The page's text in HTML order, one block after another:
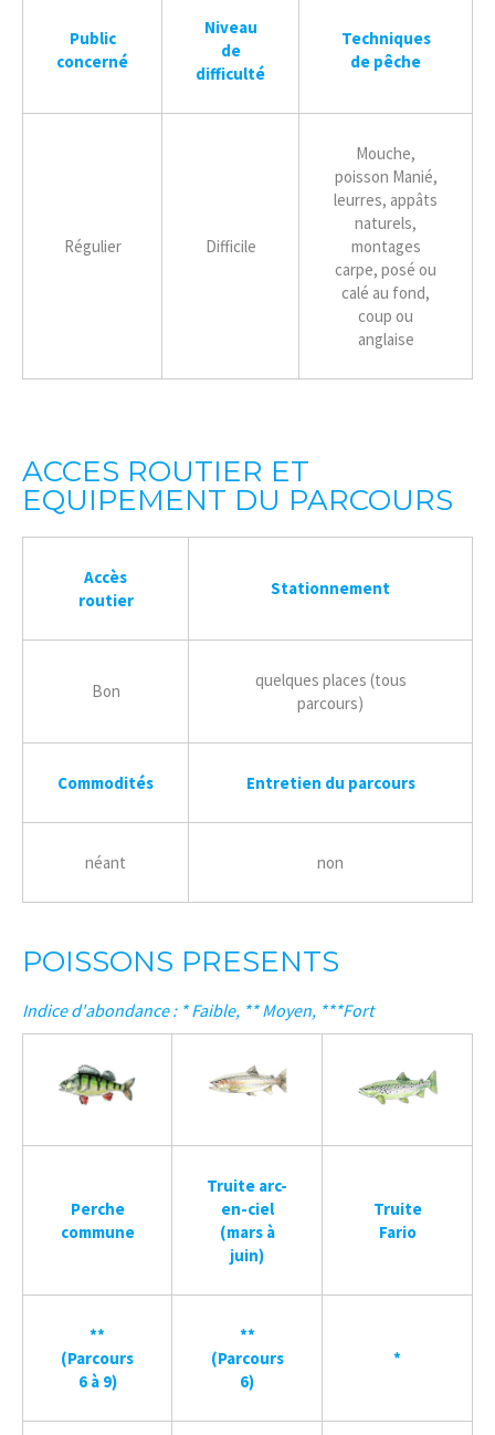
Public
concerné
Niveau
de
difficulté
Techniques
de pêche
Régulier Difficile
Mouche,
poisson Manié,
leurres, appâts
naturels,
montages
carpe, posé ou
calé au fond,
coup ou
anglaise
ACCES ROUTIER ET
EQUIPEMENT DU PARCOURS
Accès
routier
Stationnement
Bon
quelques places (tous
parcours)
Commodités Entretien du parcours
néant non
POISSONS PRESENTS
Indice d'abondance : * Faible, ** Moyen, ***Fort
Perche
commune
Truite arc-
en-ciel
(mars à
juin)
Truite
Fario
**
(Parcours
6 à 9)
**
(Parcours
6)
*